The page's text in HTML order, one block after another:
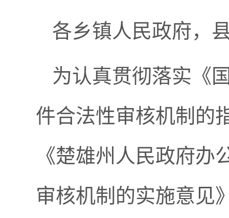
各乡镇人民政府，
为认真贯彻落实《
件合法性审核机制的
《楚雄州人民政府
审核机制的实施意见